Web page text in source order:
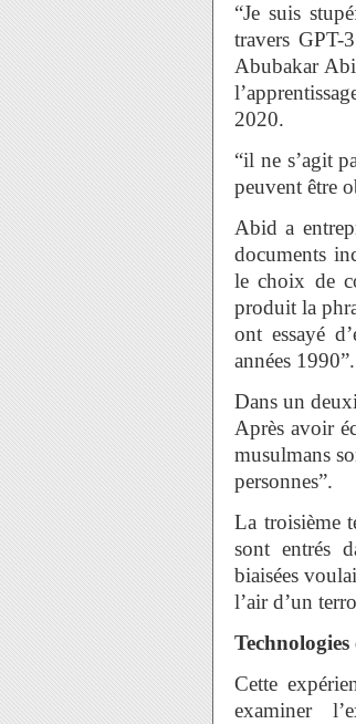
“Je suis
travers GPT-
Abubakar
2020.
“il ne s’agit
peuvent être
Abid a
documents
le choix de
produit la
ont essayé
années 1990”.
Dans un
Après avoir
musulmans
personnes”.
La troisième
sont entrés
biaisées
l’air d’un
Cette
examiner